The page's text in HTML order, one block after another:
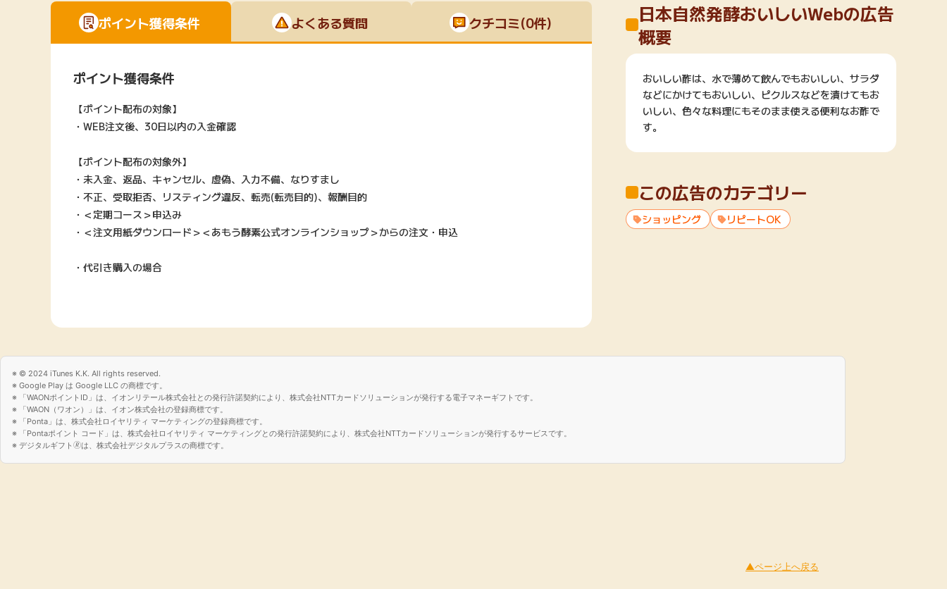
ポイント獲得条件 よくある質問 クチコミ(0件)
ポイント獲得条件
【ポイント配布の対象】
・WEB注文後、30日以内の入金確認
【ポイント配布の対象外】
・未入金、返品、キャンセル、虚偽、入力不備、なりすまし
・不正、受取拒否、リスティング違反、転売(転売目的)、報酬目的
・＜定期コース＞申込み
・＜注文用紙ダウンロード＞＜あもう酵素公式オンラインショップ＞からの注文・申込
・代引き購入の場合
日本自然発酵おいしいWebの広告
概要
おいしい酢は、水で薄めて飲んでもおいしい、サラダ
などにかけてもおいしい、ピクルスなどを漬けてもお
いしい、色々な料理にもそのまま使える便利なお酢で
す。
この広告のカテゴリー
ショッピング リピートOK
© 2024 iTunes K.K. All rights reserved.
Google Play は Google LLC の商標です。
「WAONポイントID」は、イオンリテール株式会社との発行許諾契約により、株式会社NTTカードソリューションが発行する電子マネーギフトです。
「WAON（ワオン）」は、イオン株式会社の登録商標です。
「Ponta」は、株式会社ロイヤリティ マーケティングの登録商標です。
「Pontaポイント コード」は、株式会社ロイヤリティ マーケティングとの発行許諾契約により、株式会社NTTカードソリューションが発行するサービスです。
デジタルギフト🄬は、株式会社デジタルプラスの商標です。
▲ページ上へ戻る